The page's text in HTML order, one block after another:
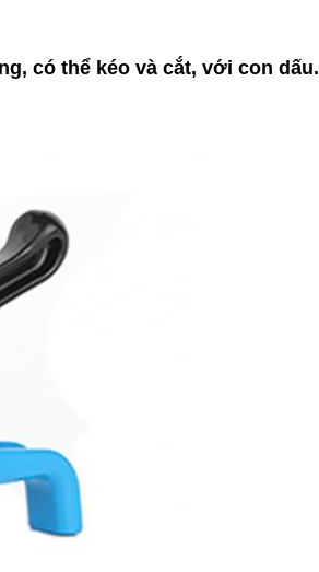
có thể kéo và cắt, với con dấu.